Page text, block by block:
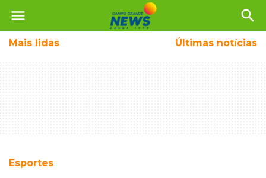
menu search
Mais lidas Últimas notícias
Esportes